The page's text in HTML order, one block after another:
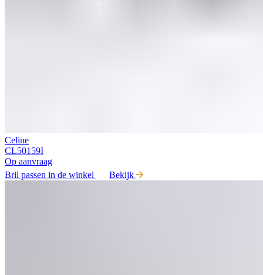
Celine
CL50159I
Op aanvraag
Bril passen in de winkel
Bekijk